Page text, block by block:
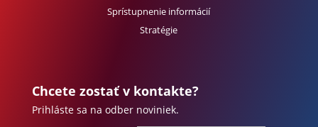
Sprístupnenie informácií
Stratégie
Chcete zostať v kontakte?
Prihláste sa na odber noviniek.